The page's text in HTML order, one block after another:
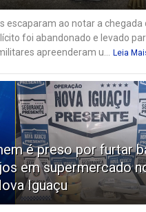
escaparam ao notar a chegada
foi abandonado e levado
apreenderam u... Leia
é preso por furtar
em supermercado
Iguaçu